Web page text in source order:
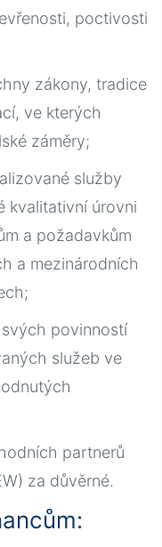
poctivosti
zákony, tradice
ve kterých
záměry;
služby
kvalitativní úrovni
a požadavkům
a mezinárodních
;
povinností
služeb ve
partnerů
za důvěrné.